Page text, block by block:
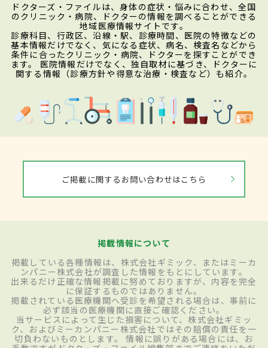
ドクターズ・ファイルは、身体の症状・悩みに合わせ、全国
のクリニック・病院、ドクターの情報を調べることができる
地域医療情報サイトです。
診療科目、行政区、沿線・駅、診療時間、医院の特徴などの
基本情報だけでなく、気になる症状、病名、検査名などから
条件に合ったクリニック・病院、ドクターを探すことができ
ます。 医院情報だけでなく、独自取材に基づき、ドクターに
関する情報（診療方針や得意な治療・検査など）も紹介。
ご掲載に関するお問い合わせはこちら
掲載情報について
掲載している各種情報は、株式会社ギミック、またはミーカ
ンパニー株式会社が調査した情報をもとにしています。
出来るだけ正確な情報掲載に努めておりますが、内容を完全
に保証するものではありません。
掲載されている医療機関へ受診を希望される場合は、事前に
必ず該当の医療機関に直接ご確認ください。
当サービスによって生じた損害について、株式会社ギミッ
ク、およびミーカンパニー株式会社ではその賠償の責任を一
切負わないものとします。 情報に誤りがある場合には、お